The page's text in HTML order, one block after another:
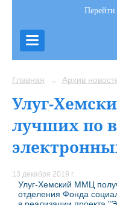
Главная → Архив
Улуг-
лучших по
13 декабря 2019 г.
Улуг-Хемский ММЦ
отделения Фонда